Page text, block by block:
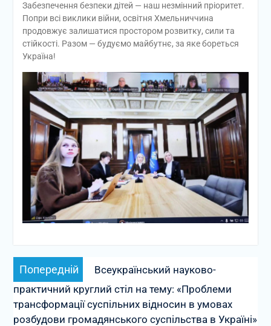
Забезпечення безпеки дітей — наш незмінний пріоритет.
Попри всі виклики війни, освітня Хмельниччина
продовжує залишатися простором розвитку, сили та
стійкості. Разом — будуємо майбутнє, за яке бореться
Україна!
Навігація
записів
Попередній
Попередній
запис:
Всеукраїнський науково-
практичний круглий стіл на тему: «Проблеми
трансформації суспільних відносин в умовах
розбудови громадянського суспільства в Україні»